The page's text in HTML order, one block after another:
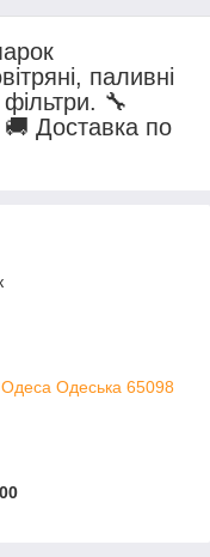
паливні
🔧
🚚 Доставка по
Одеська 65098